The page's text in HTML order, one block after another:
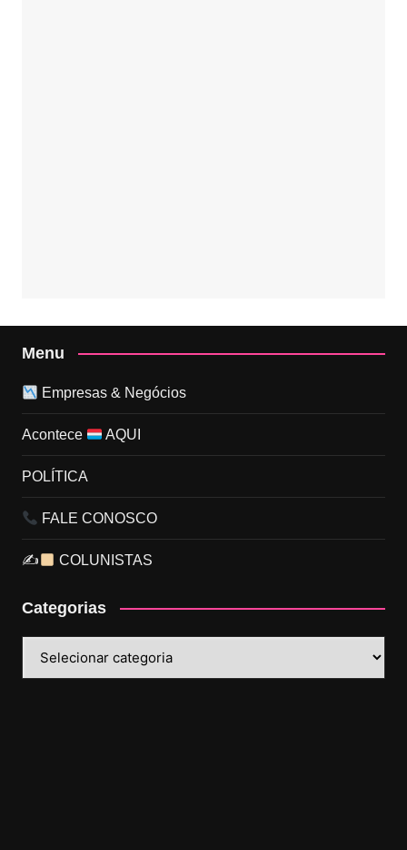
Menu
Empresas & Negócios
Acontece AQUI
POLÍTICA
FALE CONOSCO
✍ COLUNISTAS
Categorias